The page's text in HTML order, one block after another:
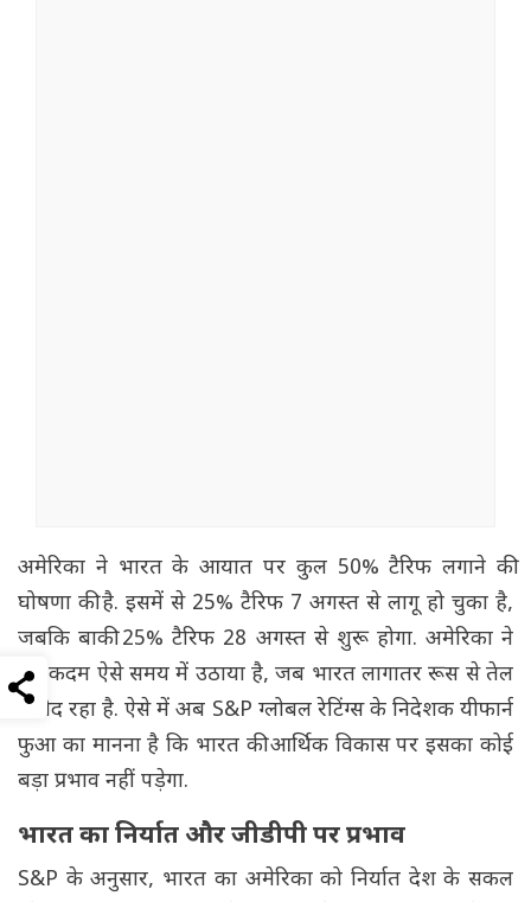
अमेरिका ने भारत के आयात पर कुल 50% टैरिफ लगाने की
घोषणा की है. इसमें से 25% टैरिफ 7 अगस्त से लागू हो चुका है,
जबकि बाकी 25% टैरिफ 28 अगस्त से शुरू होगा. अमेरिका ने
यह कदम ऐसे समय में उठाया है, जब भारत लागातर रूस से तेल
खरीद रहा है. ऐसे में अब S&P ग्लोबल रेटिंग्स के निदेशक यीफार्न
फुआ का मानना है कि भारत की आर्थिक विकास पर इसका कोई
बड़ा प्रभाव नहीं पड़ेगा.
भारत का निर्यात और जीडीपी पर प्रभाव
S&P के अनुसार, भारत का अमेरिका को निर्यात देश के सकल